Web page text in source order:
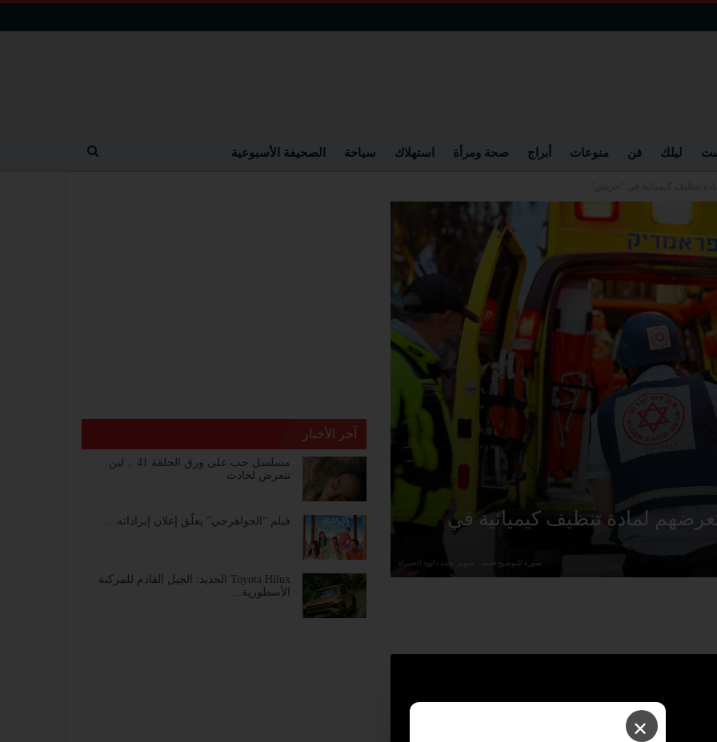
ليلك فن منوعات أبراج صحة ومرأة استهلاك سياحة الصحيفة الأسبوعية
لمادة تنظيف كيميائية في
صورة للتوضيح فقط - تصوير نجمة داوود الحمراء
آخر الأخبار
مسلسل حب على ورق الحلقة 41 .. لين
تتعرض لحادث
فيلم “الجواهرجي” يعلّق إعلان إيراداته…
Toyota Hilux الجديد: الجيل القادم للمركبة
الأسطورية…
✕